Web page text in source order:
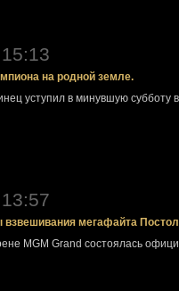
на родной земле.
уступил в минувшую субботу
взвешивания мегафайта
MGM Grand состоялась